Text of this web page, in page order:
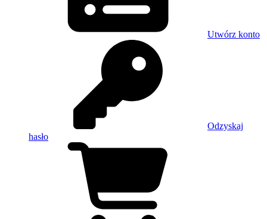
Utwórz konto
Odzyskaj
hasło